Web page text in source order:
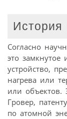
История
Согласно
это замкнутое
устройство,
нагрева или
или объектов.
Гровер,
по атомной